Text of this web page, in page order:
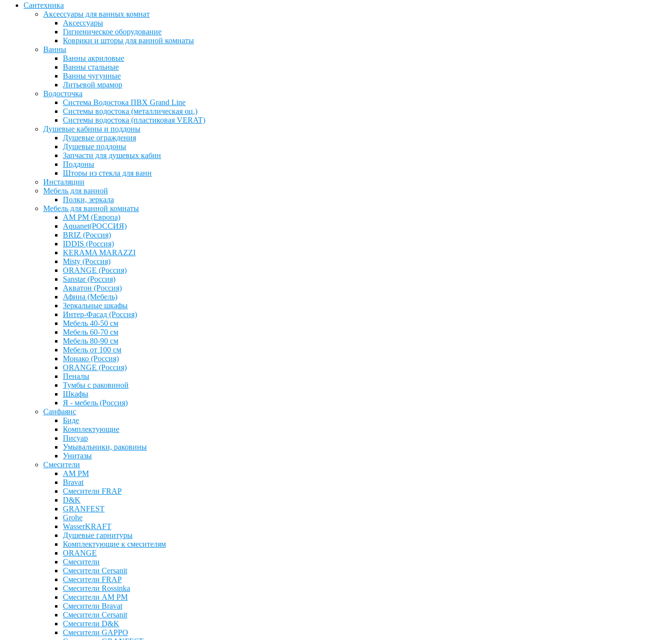
Сантехника
Аксессуары для ванных комнат
Аксессуары
Гигиеническое оборудование
Коврики и шторы для ванной комнаты
Ванны
Ванны акриловые
Ванны стальные
Ванны чугунные
Литьевой мрамор
Водосточка
Система Водостока ПВХ Grand Line
Системы водостока (металлическая оц.)
Системы водостока (пластиковая VERAT)
Душевые кабины и поддоны
Душевые ограждения
Душевые поддоны
Запчасти для душевых кабин
Поддоны
Шторы из стекла для ванн
Инсталяции
Мебель для ванной
Полки, зеркала
Мебель для ванной комнаты
AM PM (Европа)
Aquanet(РОССИЯ)
BRIZ (Россия)
IDDIS (Россия)
KERAMA MARAZZI
Misty (Россия)
ОRANGE (Россия)
Sanstar (Россия)
Акватон (Россия)
Афина (Мебель)
Зеркальные шкафы
Интер-Фасад (Россия)
Мебель 40-50 см
Мебель 60-70 см
Мебель 80-90 см
Мебель от 100 см
Монако (Россия)
ОRANGE (Россия)
Пеналы
Тумбы с раковиной
Шкафы
Я - мебель (Россия)
Санфаянс
Биде
Комплектующие
Писуар
Умывальники, раковины
Унитазы
Смесители
AM PM
Bravat
Cмесители FRAP
D&K
GRANFEST
Grohe
WasserKRAFT
Душевые гарнитуры
Комплектующие к смесителям
ОRANGE
Смесители
Смесители Cersanit
Смесители FRAP
Смесители Rossinka
Смесители AM PM
Смесители Bravat
Смесители Cersanit
Смесители D&K
Смесители GAPPO